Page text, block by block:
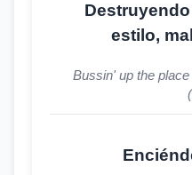
estilo,
Bussin' up the